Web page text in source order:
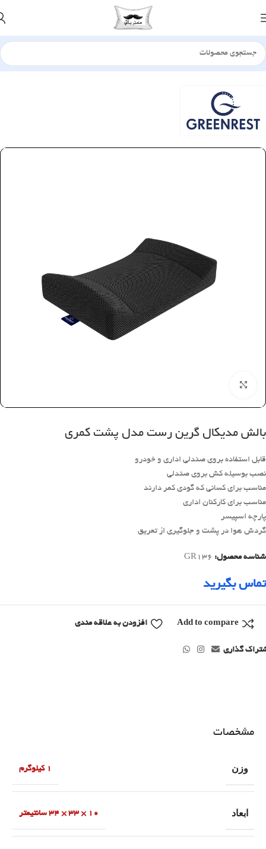
خانه بالش مدیکال
بالش مدیکال گرین رست مدل پشت کمری
قابل استفاده بروی صندلی اداری و خودرو
نصب بوسیله کش بروی صندلی
مناسب برای کسانی که گودی کمر دارند
مناسب برای کارکنان اداری
پارچه اسپیسر
گردش هوا در پشت و جلوگیری از تعریق
شناسه محصول: GR136
تماس بگیرید
Add to compare افزودن به علاقه مندی
گذاری
مشخصات
وزن 1 کیلوگرم
ابعاد 10 × 33 × 34 سانتیمتر